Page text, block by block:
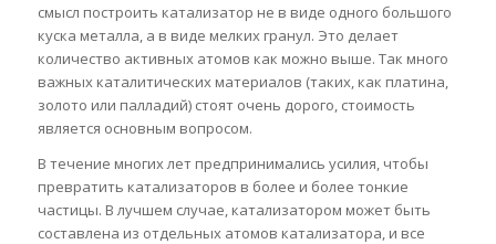
смысл построить катализатор не в виде одного большого
куска металла, а в виде мелких гранул. Это делает
количество активных атомов как можно выше. Так много
важных каталитических материалов (таких, как платина,
золото или палладий) стоят очень дорого, стоимость
является основным вопросом.
В течение многих лет предпринимались усилия, чтобы
превратить катализаторов в более и более тонкие
частицы. В лучшем случае, катализатором может быть
составлена из отдельных атомов катализатора, и все